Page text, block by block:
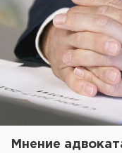
Мнение